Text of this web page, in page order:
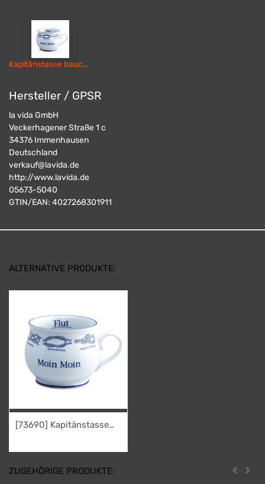
Kapitänstasse bauchig Moin Moin / Ebbe & Flut
Hersteller / GPSR
la vida GmbH
Veckerhagener Straße 1 c
34376 Immenhausen
Deutschland
verkauf@lavida.de
http://www.lavida.de
05673-5040
GTIN/EAN: 4027268301911
ALTERNATIVE PRODUKTE:
[73690] Kapitänstasse
Ebbe & Flut
ZUGEHÖRIGE PRODUKTE: Zurück